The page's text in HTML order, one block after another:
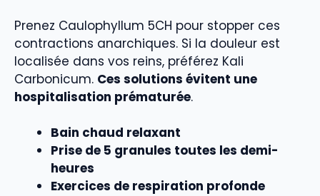
Prenez Caulophyllum 5CH pour stopper ces
contractions anarchiques. Si la douleur est
localisée dans vos reins, préférez Kali
Carbonicum. Ces solutions évitent une
hospitalisation prématurée.
Bain chaud relaxant
Prise de 5 granules toutes les demi-
heures
Exercices de respiration profonde